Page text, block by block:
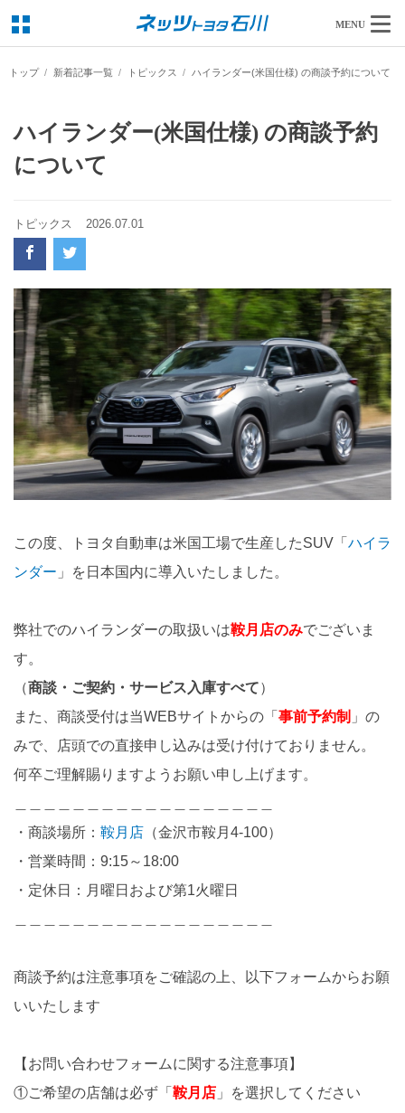
MENU
トップ 新着記事一覧 トピックス ハイランダー(米国仕様) の商談予約について
ハイランダー(米国仕様) の商談予約
について
トピックス 2026.07.01
この度、トヨタ自動車は米国工場で生産したSUV「 ハイラ
ンダー 」を日本国内に導入いたしました。
弊社でのハイランダーの取扱いは鞍月店のみでございま
す。
（商談・ご契約・サービス入庫すべて）
また、商談受付は当WEBサイトからの「 事前予約制 」の
みで、店頭での直接申し込みは受け付けておりません。
何卒ご理解賜りますようお願い申し上げます。
・商談場所： 鞍月店 （金沢市鞍月4-100）
・営業時間：9:15～18:00
・定休日：月曜日および第1火曜日
商談予約は注意事項をご確認の上、以下フォームからお願
いいたします
【お問い合わせフォームに関する注意事項】
①ご希望の店舗は必ず「 鞍月店 」を選択してください